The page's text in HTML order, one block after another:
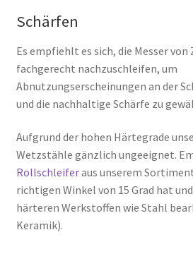
Schärfen
Es empfiehlt es sich, die Messer von
fachgerecht nachzuschleifen, um
Abnutzungserscheinungen an der
und die nachhaltige Schärfe zu
Aufgrund der hohen Härtegrade
Wetzstähle gänzlich ungeeignet.
Rollschleiferaus unserem
richtigen Winkel von 15 Grad hat
härteren Werkstoffen wie Stahl
Keramik).